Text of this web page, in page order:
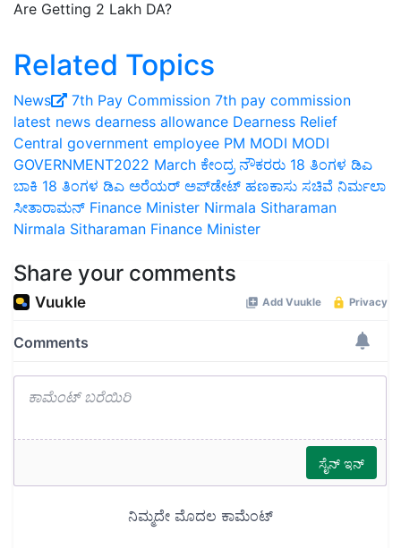
Are Getting 2 Lakh DA?
Related Topics
News 7th Pay Commission 7th pay commission
latest news dearness allowance Dearness Relief
Central government employee PM MODI MODI
GOVERNMENT2022 March ಕೇಂದ್ರ ನೌಕರರು 18 ತಿಂಗಳ ಡಿಎ
ಬಾಕಿ 18 ತಿಂಗಳ ಡಿಎ ಅರೆಯರ್ ಅಪ್‌ಡೇಟ್ ಹಣಕಾಸು ಸಚಿವೆ ನಿರ್ಮಲಾ
ಸೀತಾರಾಮನ್ Finance Minister Nirmala Sitharaman
Nirmala Sitharaman Finance Minister
Share your comments